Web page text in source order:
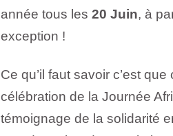
année tous les 20 Juin, à
exception !
Ce qu’il faut savoir c’est
célébration de la Journée
témoignage de la solidarité